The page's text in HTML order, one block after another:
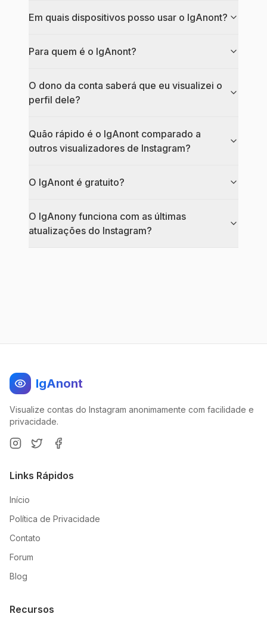
Em quais dispositivos posso usar o IgAnont?
Para quem é o IgAnont?
O dono da conta saberá que eu visualizei o
perfil dele?
Quão rápido é o IgAnont comparado a
outros visualizadores de Instagram?
O IgAnont é gratuito?
O IgAnony funciona com as últimas
atualizações do Instagram?
IgAnont
Visualize contas do Instagram anonimamente com facilidade e
privacidade.
Links Rápidos
Início
Política de Privacidade
Contato
Forum
Blog
Recursos